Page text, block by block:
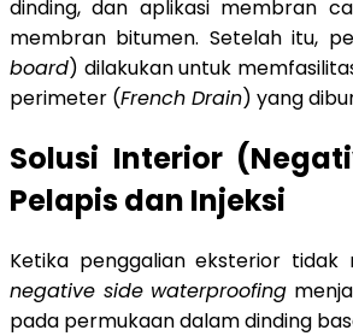
dinding, dan aplikasi membran
membran bitumen. Setelah itu,
board) dilakukan untuk
perimeter (French Drain) yang
Solusi Interior
Pelapis dan Injeksi
Ketika penggalian eksterior tidak
negative side waterproofing
pada permukaan dalam dinding